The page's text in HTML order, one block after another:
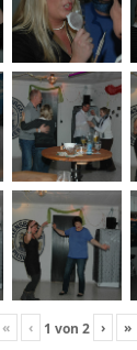
« ‹ 1 von 2 › »